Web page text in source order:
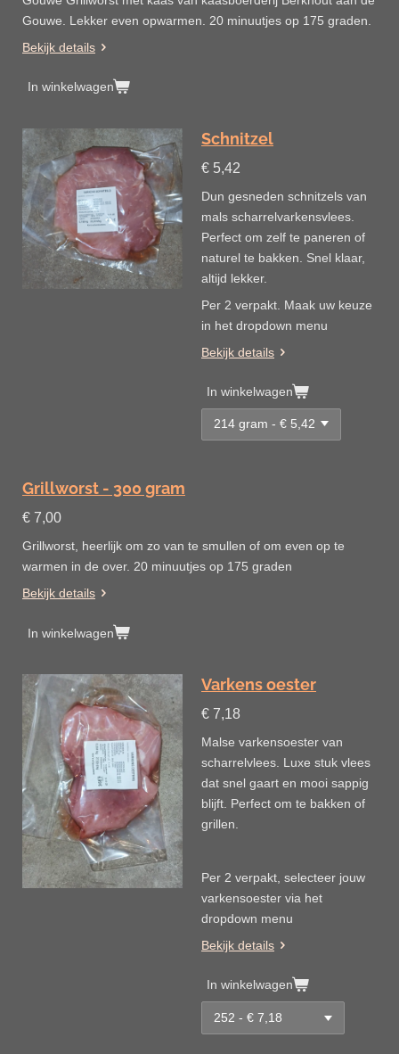
Gouwe. Lekker even opwarmen. 20 minuutjes op 175 graden.
Bekijk details
In winkelwagen
Schnitzel
€ 5,42
Dun gesneden schnitzels van
mals scharrelvarkensvlees.
Perfect om zelf te paneren of
naturel te bakken. Snel klaar,
altijd lekker.
Per 2 verpakt. Maak uw keuze
in het dropdown menu
Bekijk details
In winkelwagen
Grillworst - 300 gram
€ 7,00
Grillworst, heerlijk om zo van te smullen of om even op te
warmen in de over. 20 minuutjes op 175 graden
Bekijk details
In winkelwagen
Varkens oester
€ 7,18
Malse varkensoester van
scharrelvlees. Luxe stuk vlees
dat snel gaart en mooi sappig
blijft. Perfect om te bakken of
grillen.
Per 2 verpakt, selecteer jouw
varkensoester via het
dropdown menu
Bekijk details
In winkelwagen